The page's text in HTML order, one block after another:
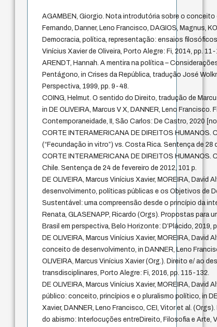
AGAMBEN, Giorgio. Nota introdutória sobre o conceito
Fernando, Danner, Leno Francisco, DAGIOS, Magnus,
Democracia, política, representação: ensaios
Vinícius Xavier de Oliveira, Porto Alegre: Fi, 2014, pp.
ARENDT, Hannah. A mentira na política –
Pentágono, in Crises da República, tradução José
Perspectiva, 1999, pp. 9-48.
COING, Helmut. O sentido do Direito, tradução de
in DE OLIVEIRA, Marcus V X, DANNER, Leno Francisco.
Contemporaneidade, II, São Carlos: De Castro, 2020
CORTE INTERAMERICANA DE DIREITOS HUMANOS.
(“Fecundação in vitro”) vs. Costa Rica. Sentença de 28
CORTE INTERAMERICANA DE DIREITOS HUMANOS.
Chile. Sentença de 24 de fevereiro de 2012, 101 p.
DE OLIVEIRA, Marcus Vinícius Xavier, MOREIRA, David
desenvolvimento, políticas públicas e os Objetivos de
Sustentável: uma compreensão desde o princípio da
Renata, GLASENAPP, Ricardo (Orgs). Propostas para
Brasil em perspectiva, Belo Horizonte: D’Plácido, 2019,
DE OLIVEIRA, Marcus Vinícius Xavier, MOREIRA, David
conceito de desenvolvimento, in DANNER, Leno
OLIVEIRA, Marcus Vinícius Xavier (Org.). Direito e/ ao
transdisciplinares, Porto Alegre: Fi, 2016, pp. 115-132.
DE OLIVEIRA, Marcus Vinícius Xavier, MOREIRA, David
público: conceito, princípios e o pluralismo político, in
Xavier, DANNER, Leno Francisco, CEI, Vitor et al.
do abismo: Interlocuções entreDireito, Filosofia e Arte,